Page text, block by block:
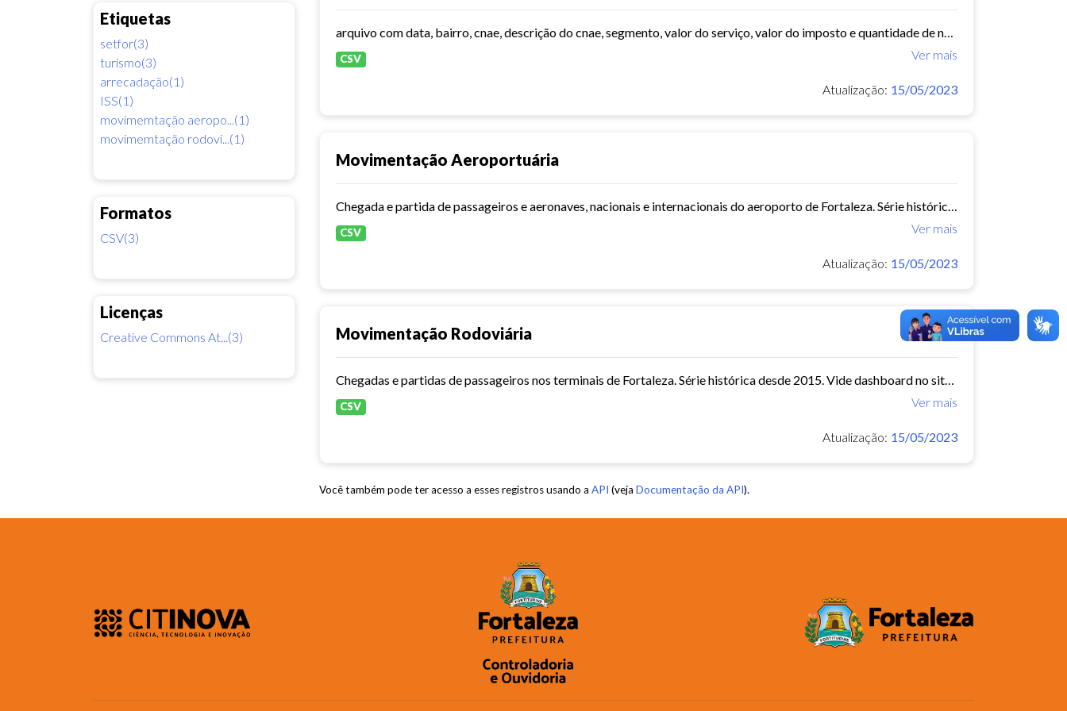
Etiquetas
setfor(3)
turismo(3)
arrecadação(1)
ISS(1)
movimemtação aeropo...(1)
movimemtação rodovi...(1)
Formatos
CSV(3)
Licenças
Creative Commons At...(3)
arquivo com data, bairro, cnae, descrição do cnae, segmento, valor do serviço, valor do imposto e quantidade de notas. Série histórica desde 2015. Vide dashboard no site do...
Ver mais
CSV
Atualização: 15/05/2023
Movimentação Aeroportuária
Chegada e partida de passageiros e aeronaves, nacionais e internacionais do aeroporto de Fortaleza. Série histórica desde 2015~. Vide dashboard no site do Observatório do...
Ver mais
CSV
Atualização: 15/05/2023
Movimentação Rodoviária
Chegadas e partidas de passageiros nos terminais de Fortaleza. Série histórica desde 2015. Vide dashboard no site do Observatório do Turismo ==>...
Ver mais
CSV
Atualização: 15/05/2023
Você também pode ter acesso a esses registros usando a API (veja Documentação da API).